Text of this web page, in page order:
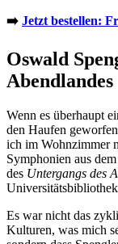
➡️ Jetzt bestellen:
Oswald
Abendlandes
Wenn es überhaupt
den Haufen
ich im Wohnzimmer
Symphonien aus
des Untergangs des
Es war nicht das
Kulturen, was mich